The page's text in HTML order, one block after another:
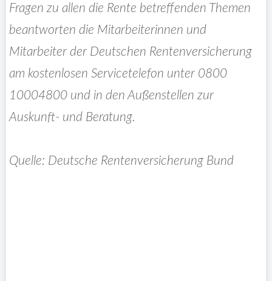
Fragen zu allen die Rente betreffenden Themen
beantworten die Mitarbeiterinnen und
Mitarbeiter der Deutschen Rentenversicherung
am kostenlosen Servicetelefon unter 0800
10004800 und in den Außenstellen zur
Auskunft- und Beratung.
Quelle: Deutsche Rentenversicherung Bund